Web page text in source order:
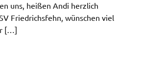
uns, heißen Andi herzlich
Friedrichsfehn, wünschen viel
[…]